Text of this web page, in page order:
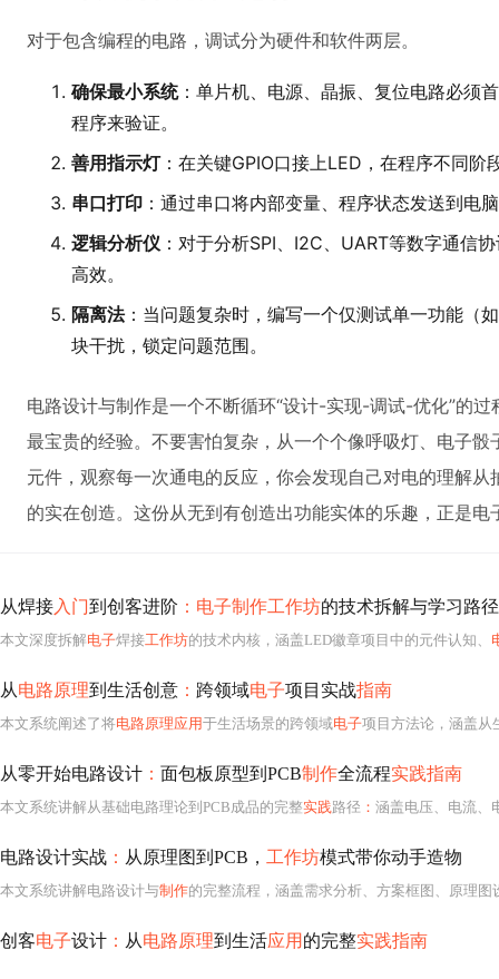
对于包含编程的电路，调试分为硬件和软件两层。
确保最小系统：单片机、电源、晶振、复位电路必须
程序来验证。
善用指示灯：在关键GPIO口接上LED，在程序不同
串口打印 ：通过串口将内部变量、程序状态发送到电
逻辑分析仪 ：对于分析SPI、I2C、UART等数字通信
高效。
隔离法：当问题复杂时，编写一个仅测试单一功能（
块干扰，锁定问题范围。
电路设计与制作是一个不断循环“设计-实现-调试-优化”的
最宝贵的经验。不要害怕复杂，从一个个像呼吸灯、电子
元件，观察每一次通电的反应，你会发现自己对电的理解
的实在创造。这份从无到有创造出功能实体的乐趣，正是电
从焊接入门到创客进阶 ：电子制作工作坊的技术拆解与学习路径
本文深度拆解电子焊接工作坊的技术内核，涵盖LED徽章项目中的元件认知、
从电路原理到生活创意 ： 跨领域电子项目实战指南
本文系统阐述了将电路原理应用于生活场景的跨领域电子项目方法论，涵盖从生活痛点出发的功能
从零开始电路设计 ： 面包板原型到PCB制作全流程实践指南
本文系统讲解从基础电路理论到PCB成品的完整实践路径 ： 涵盖电压、电流、电阻
电路设计实战 ： 从原理图到PCB， 工作坊模式带你动手造物
本文系统讲解电路设计与制作的完整流程，涵盖需求分析、方案框图、原理图设计、仿真验证、面包板原型、洞洞板焊接及PCB定制等核心环节。重点介绍Fritzing/
创客电子设计 ： 从电路原理到生活应用 的完整实践指南